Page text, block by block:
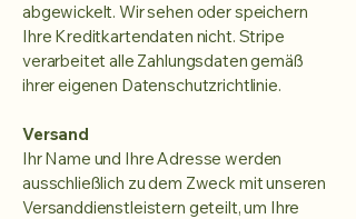
abgewickelt. Wir sehen oder speichern
Ihre Kreditkartendaten nicht. Stripe
verarbeitet alle Zahlungsdaten gemäß
ihrer eigenen Datenschutzrichtlinie.
Versand
Ihr Name und Ihre Adresse werden
ausschließlich zu dem Zweck mit unseren
Versanddienstleistern geteilt, um Ihre